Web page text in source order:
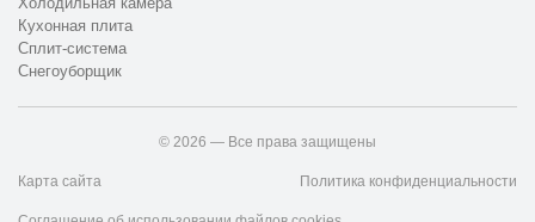
Кухонная плита
Сплит-система
Снегоуборщик
© 2026 — Все права защищены
Карта сайта Политика конфиденциальности